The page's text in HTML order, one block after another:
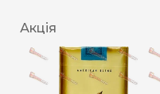
Акція